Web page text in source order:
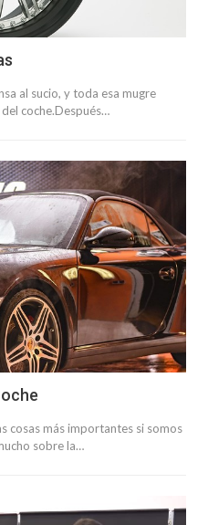
al sucio, y toda esa mugre
coche.Después…
cosas más importantes si somos
sobre la…